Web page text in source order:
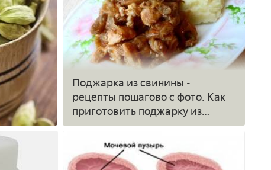
Поджарка из свинины -
рецепты пошагово с фото. Как
приготовить поджарку из
свинины с подливкой на
сковороде